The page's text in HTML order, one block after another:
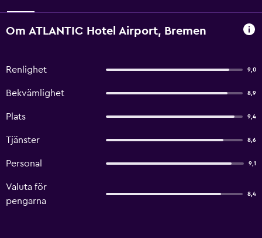
Om ATLANTIC Hotel Airport, Bremen
Renlighet 9,0
Bekvämlighet 8,9
Plats 9,4
Tjänster 8,6
Personal 9,1
Valuta för
pengarna
8,4